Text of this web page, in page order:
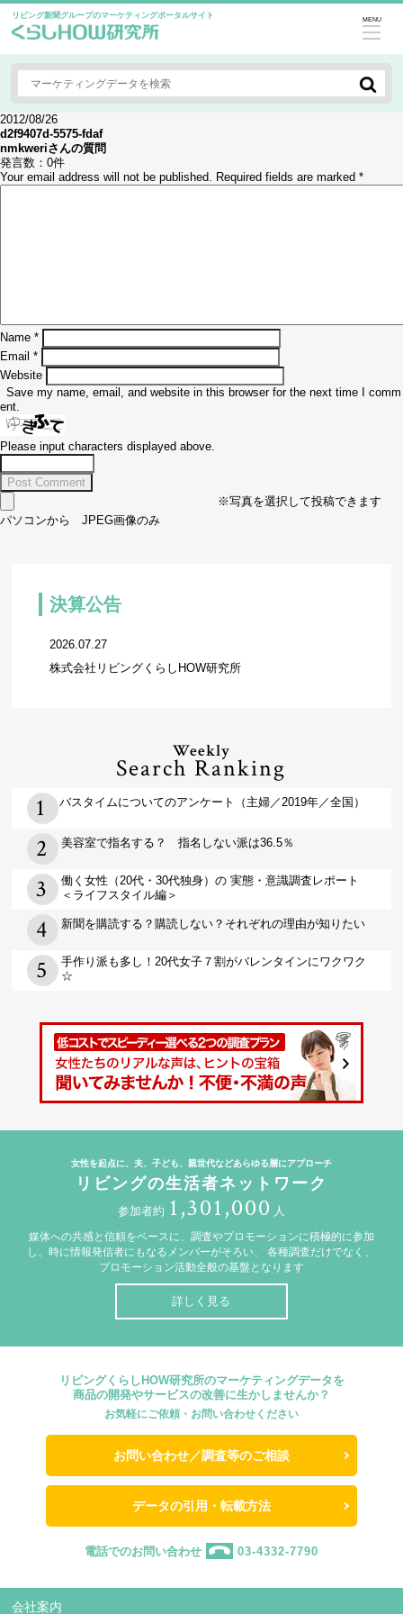
リビング新聞グループのマーケティングポータルサイト MENU
2012/08/26
d2f9407d-5575-fdaf
nmkweriさんの質問
発言数： 0件
Your email address will not be published. Required fields are marked *
Name *
Email *
Website
Save my name, email, and website in this browser for the next time I comm
ent.
Please input characters displayed above.
※写真を選択して投稿できます
パソコンから JPEG画像のみ
決算公告
2026.07.27
株式会社リビングくらしHOW研究所
Weekly
Search Ranking
バスタイムについてのアンケート（主婦／2019年／全国）
美容室で指名する？ 指名しない派は36.5％
働く女性（20代・30代独身）の 実態・意識調査レポート
＜ライフスタイル編＞
新聞を購読する？購読しない？それぞれの理由が知りたい
手作り派も多し！20代女子７割がバレンタインにワクワク
☆
女性を起点に、夫、子ども、親世代などあらゆる層にアプローチ
リビングの生活者ネットワーク
参加者約 1,301,000 人
媒体への共感と信頼をベースに、調査やプロモーションに積極的に参加
し、時に情報発信者にもなるメンバーがそろい、
各種調査だけでなく、
プロモーション活動全般の基盤となります
詳しく見る
リビングくらしHOW研究所のマーケティングデータを
商品の開発やサービスの改善に生かしませんか？
お気軽にご依頼・お問い合わせください
お問い合わせ／調査等のご相談
データの引用・転載方法
電話でのお問い合わせ 03-4332-7790
会社案内